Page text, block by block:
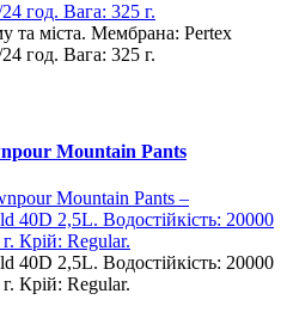
та міста. Мембрана: Pertex
год. Вага: 325 г.
Mountain Pants
40D 2,5L. Водостійкість: 20000
Крій: Regular.